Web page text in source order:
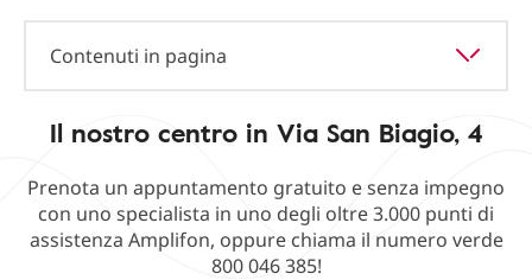
Contenuti in pagina
Il nostro centro in Via San Biagio, 4
Prenota un appuntamento gratuito e senza impegno
con uno specialista in uno degli oltre 3.000 punti di
assistenza Amplifon, oppure chiama il numero verde
800 046 385!